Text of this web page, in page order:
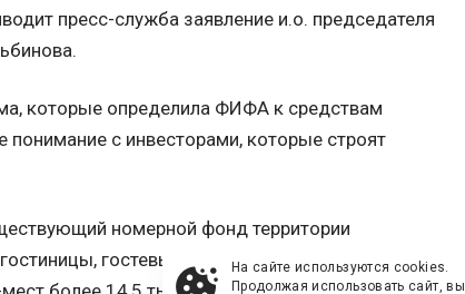
пресс-служба заявление и.о. председателя
которые определила ФИФА к средствам
с инвесторами, которые строят
номерной фонд территории
гостевые дома, хостелы, кемпинги,
На сайте используются cookies.
Продолжая использовать сайт, вы